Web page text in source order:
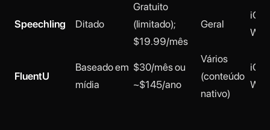
Speechling Ditado
Gratuito
(limitado);
$19.99/mês
Geral
Web
FluentU
Baseado em
mídia
$30/mês ou
~$145/ano
Vários
(conteúdo
nativo)
Web